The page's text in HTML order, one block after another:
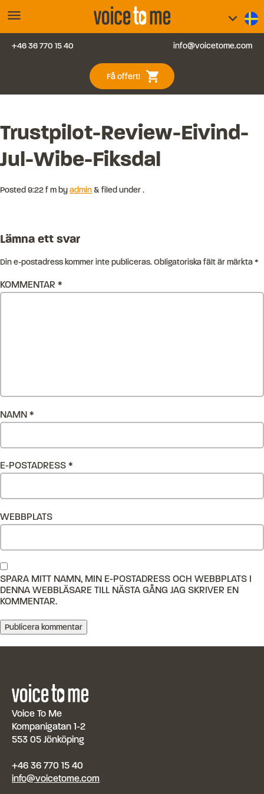
menu
Vanliga frågor
Kontakt
Blogg
Logga in
keyboard_arrow_down
+46 36 770 15 40 info@voicetome.com
Få offert! shopping_cart
Trustpilot-Review-Eivind-
Jul-Wibe-Fiksdal
Posted 9:22 f m byadmin&filed under .
Lämna ett svar
Din e-postadress kommer inte publiceras.Obligatoriska fält är märkta*
KOMMENTAR *
NAMN *
E-POSTADRESS *
WEBBPLATS
SPARA MITT NAMN, MIN E-POSTADRESS OCH WEBBPLATS I
DENNA WEBBLÄSARE TILL NÄSTA GÅNG JAG SKRIVER EN
KOMMENTAR.
Voice To Me
Kompanigatan 1-2
553 05 Jönköping
+46 36 770 15 40
info@voicetome.com